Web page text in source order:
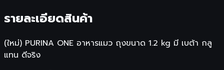
รายละเอียดสินค้า
(ใหม่) PURINA ONE อาหารแมว ถุงขนาด 1.2 kg มี เบต้า กลู
แทน ดีจริง